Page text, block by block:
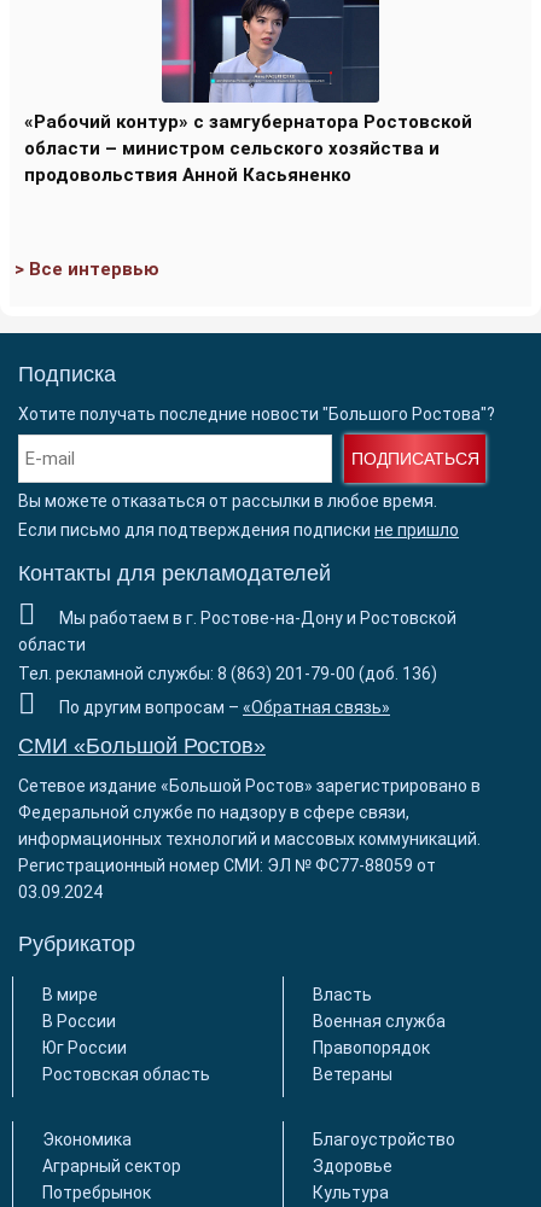
«Рабочий контур» с замгубернатора Ростовской
области – министром сельского хозяйства и
продовольствия Анной Касьяненко
> Все интервью
Подписка
Хотите получать последние новости "Большого Ростова"?
ПОДПИСАТЬСЯ
Вы можете отказаться от рассылки в любое время.
Если письмо для подтверждения подписки не пришло
Контакты для рекламодателей
Мы работаем в г. Ростове-на-Дону и Ростовской
области
Тел. рекламной службы: 8 (863) 201-79-00 (доб. 136)
По другим вопросам – «Обратная связь»
СМИ «Большой Ростов»
Сетевое издание «Большой Ростов» зарегистрировано в
Федеральной службе по надзору в сфере связи,
информационных технологий и массовых коммуникаций.
Регистрационный номер СМИ: ЭЛ № ФС77-88059 от
03.09.2024
Рубрикатор
В мире
В России
Юг России
Ростовская область
Власть
Военная служба
Правопорядок
Ветераны
Экономика
Аграрный сектор
Потребрынок
Благоустройство
Здоровье
Культура